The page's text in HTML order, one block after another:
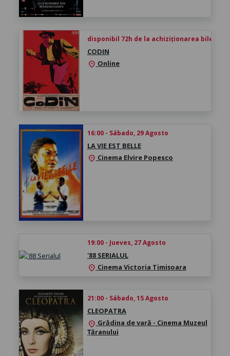
disponibil 72h de la achiziționarea biletului
CODIN
location_on Online
16:00 - Sábado, 29 Agosto
LA VIE EST BELLE
location_on Cinema Elvire Popesco
19:00 - Jueves, 27 Agosto
'88 SERIALUL
location_on Cinema Victoria Timișoara
21:00 - Sábado, 15 Agosto
CLEOPATRA
location_on Grădina de vară - Cinema Muzeul
Țăranului